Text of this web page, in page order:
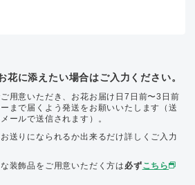
花に添えたい場合はご入力ください。
用意いただき、お花お届け日7日前〜3日前
まで届くよう発送をお願いいたします（送
ールで送信されます）。
送りになられるか出来るだけ詳しくご入力
装飾品をご用意いただく方は 必ずこちら